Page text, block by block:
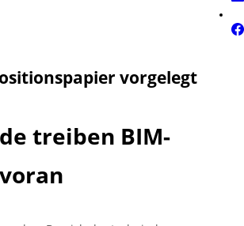
vorgelegt
treiben BIM-